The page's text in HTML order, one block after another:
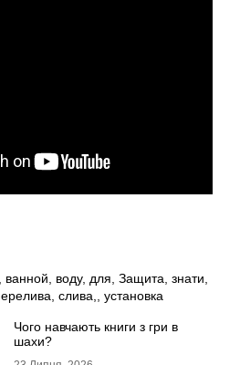
ванной воду, для Защита знати
слива, установка
Чого навчають книги з гри в
шахи?